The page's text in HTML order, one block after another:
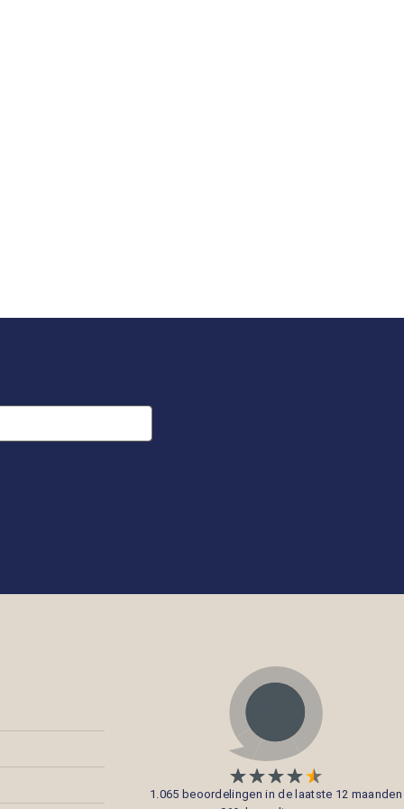
1.065 beoordelingen in de laatste 12 maanden